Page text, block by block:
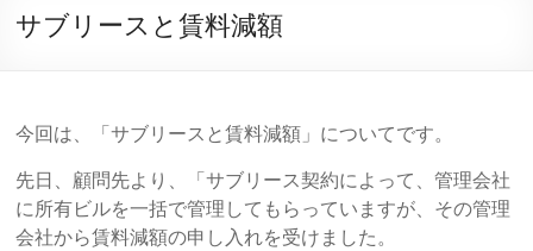
サブリースと賃料減額
今回は、「サブリースと賃料減額」についてです。
先日、顧問先より、「サブリース契約によって、管理会社
に所有ビルを一括で管理してもらっていますが、その管理
会社から賃料減額の申し入れを受けました。